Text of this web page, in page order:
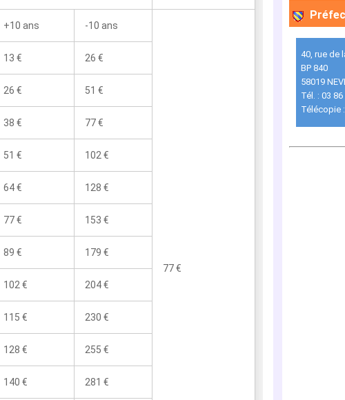
+10 ans -10 ans
77 €
13 € 26 €
26 € 51 €
38 € 77 €
51 € 102 €
64 € 128 €
77 € 153 €
89 € 179 €
102 € 204 €
115 € 230 €
128 € 255 €
140 € 281 €
40, rue de
BP 840
58019
Tél. : 03
Télécopie